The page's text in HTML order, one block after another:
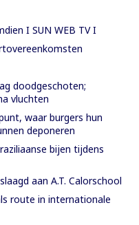
I SUN WEB TV I
doodgeschoten;
vluchten
waar burgers hun
deponeren
bijen tijdens
aan A.T. Calorschool
route in internationale